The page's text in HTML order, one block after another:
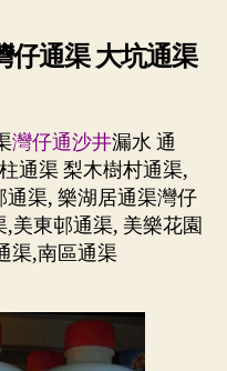
仔通渠 大坑通渠
灣仔通沙井漏水 通
通渠 梨木樹村通渠,
渠, 樂湖居通渠灣仔
美東邨通渠, 美樂花園
渠,南區通渠